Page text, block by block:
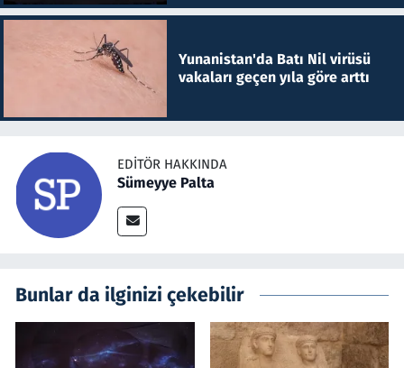
Yunanistan'da Batı Nil virüsü
vakaları geçen yıla göre arttı
EDITÖR HAKKINDA
Sümeyye Palta
Bunlar da ilginizi çekebilir